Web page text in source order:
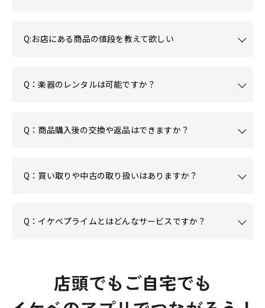
Q:お店にある商品の値段を教えて欲しい
Q：楽器のレンタルは可能ですか？
Q：商品購入後の交換や返品はできますか？
Q：買い取りや中古の取り扱いはありますか？
Q：イケベプライムとはどんなサービスですか？